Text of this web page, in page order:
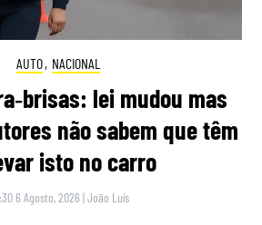
AUTO, NACIONAL
lei mudou mas
não sabem que têm
isto no carro
6 Agosto, 2026 |João Luís